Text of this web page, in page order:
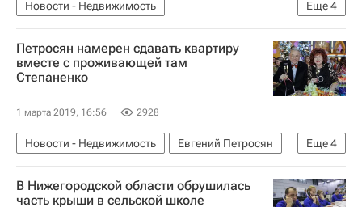
Еще4
Новости - Недвижимость
Новости Подмосковья
Московская область (Подмосковье)
Происшествия
Петросян намерен сдавать квартиру
вместе с проживающей там
Степаненко
1 марта 2019, 16:56 2928
Еще4
Новости - Недвижимость
Евгений Петросян
Сергей Жорин
Жилье
Арендное жилье
Елена Степаненко
В Нижегородской области обрушилась
часть крыши в сельской школе